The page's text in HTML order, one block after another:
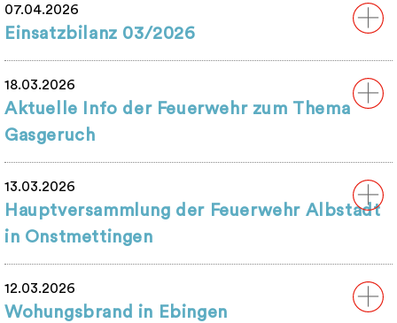
07.04.2026
Einsatzbilanz 03/2026
18.03.2026
Aktuelle Info der Feuerwehr zum Thema
Gasgeruch
13.03.2026
Hauptversammlung der Feuerwehr Albstadt
in Onstmettingen
12.03.2026
Wohungsbrand in Ebingen